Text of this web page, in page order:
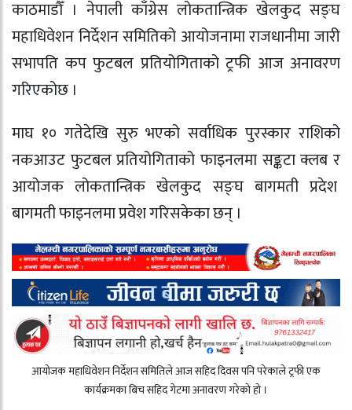
काठमाडौँ । नेपाली काँग्रेस लोकतान्त्रिक खेलकुद सङ्घ
महाधिवेशन निर्देशन समितिको आयोजनामा राजधानीमा जारी
सभापति कप फुटबल प्रतियोगिताको ट्रफी आज अनावरण
गरिएकोछ ।
माघ १० गतेदेखि सुरु भएको सर्वाधिक पुरस्कार राशिको
नकआउट फुटबल प्रतियोगिताको फाइनलमा सङ्कटा क्लब र
आयोजक लोकतान्त्रिक खेलकुद सङ्घ बागमती प्रदेश
बागमती फाइनलमा प्रवेश गरिसकेका छन् ।
आयोजक महाधिवेशन निर्देशन समितिले आज सहिद दिवस पनि परेकाले ट्रफी एक
कार्यक्रमका बिच सहिद गेटमा अनावरण गरेको हो ।